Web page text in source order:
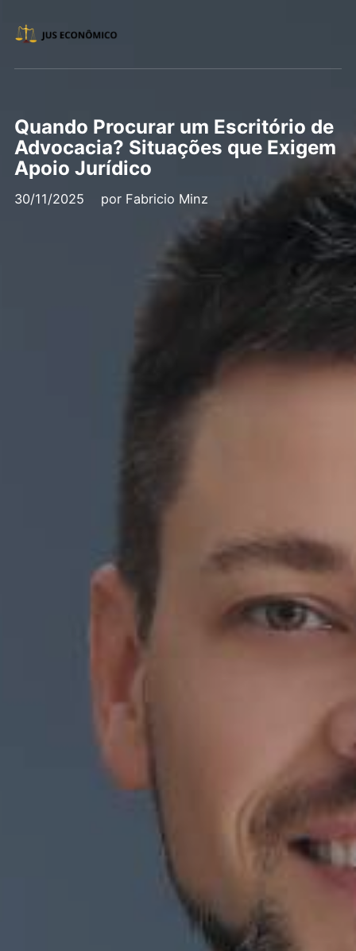
Quando Procurar um Escritório de
Advocacia? Situações que Exigem
Apoio Jurídico
30/11/2025 por Fabricio Minz